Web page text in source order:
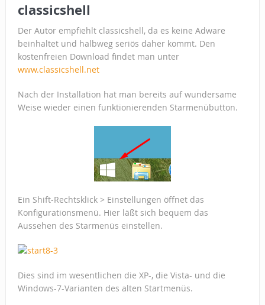
classicshell
Der Autor empfiehlt classicshell, da es keine Adware
beinhaltet und halbweg seriös daher kommt. Den
kostenfreien Download findet man unter
www.classicshell.net
Nach der Installation hat man bereits auf wundersame
Weise wieder einen funktionierenden Starmenübutton.
Ein Shift-Rechtsklick > Einstellungen öffnet das
Konfigurationsmenü. Hier läßt sich bequem das
Aussehen des Starmenüs einstellen.
Dies sind im wesentlichen die XP-, die Vista- und die
Windows-7-Varianten des alten Startmenüs.